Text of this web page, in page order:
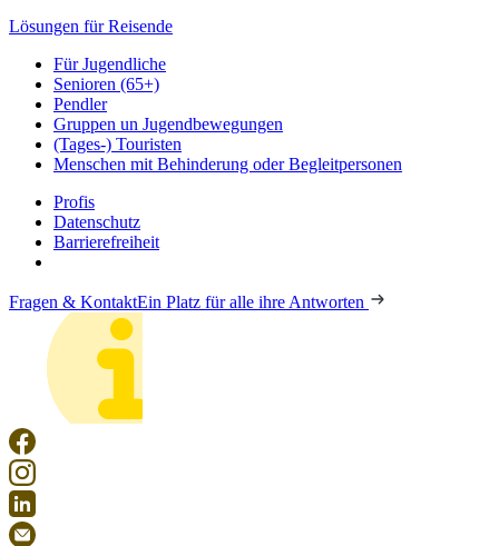
Lösungen für Reisende
Für Jugendliche
Senioren (65+)
Pendler
Gruppen un Jugendbewegungen
(Tages-) Touristen
Menschen mit Behinderung oder Begleitpersonen
Profis
Datenschutz
Barrierefreiheit
Fragen & KontaktEin Platz für alle ihre Antworten